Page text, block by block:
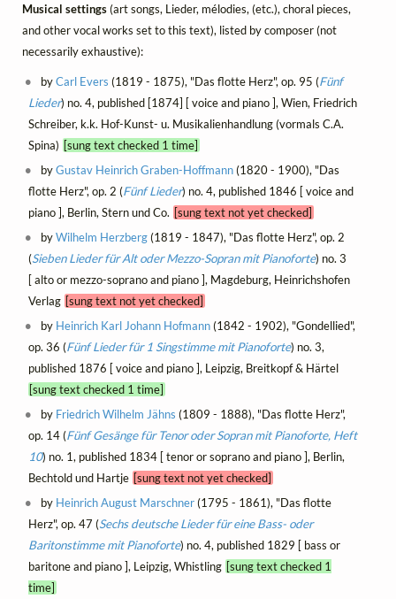
Musical settings(art songs, Lieder, mélodies, (etc.), choral pieces,
and other vocal works set to this text), listed by composer (not
necessarily exhaustive):
byCarl Evers (1819 - 1875), "Das flotte Herz", op. 95 (Fünf
Lieder) no. 4, published [1874] [ voice and piano ], Wien, Friedrich
Schreiber, k.k. Hof-Kunst- u. Musikalienhandlung (vormals C.A.
Spina) [sung text checked 1 time]
byGustav Heinrich Graben-Hoffmann(1820 - 1900), "Das
flotte Herz", op. 2 (Fünf Lieder) no. 4, published 1846 [ voice and
piano ], Berlin, Stern und Co. [sung text not yet checked]
byWilhelm Herzberg(1819 - 1847), "Das flotte Herz", op. 2
(Sieben Lieder für Alt oder Mezzo-Sopran mit Pianoforte) no. 3
[ alto or mezzo-soprano and piano ], Magdeburg, Heinrichshofen
Verlag [sung text not yet checked]
by Heinrich Karl Johann Hofmann(1842 - 1902), "Gondellied",
op. 36 (Fünf Lieder für 1 Singstimme mit Pianoforte) no. 3,
published 1876 [ voice and piano ], Leipzig, Breitkopf & Härtel
[sung text checked 1 time]
by Friedrich Wilhelm Jähns (1809 - 1888), "Das flotte Herz",
op. 14 (Fünf Gesänge für Tenor oder Sopran mit Pianoforte, Heft
10) no. 1, published 1834 [ tenor or soprano and piano ], Berlin,
Bechtold und Hartje [sung text not yet checked]
by Heinrich August Marschner(1795 - 1861), "Das flotte
Herz", op. 47 (Sechs deutsche Lieder für eine Bass- oder
Baritonstimme mit Pianoforte) no. 4, published 1829 [ bass or
baritone and piano ], Leipzig, Whistling [sung text checked 1
time]